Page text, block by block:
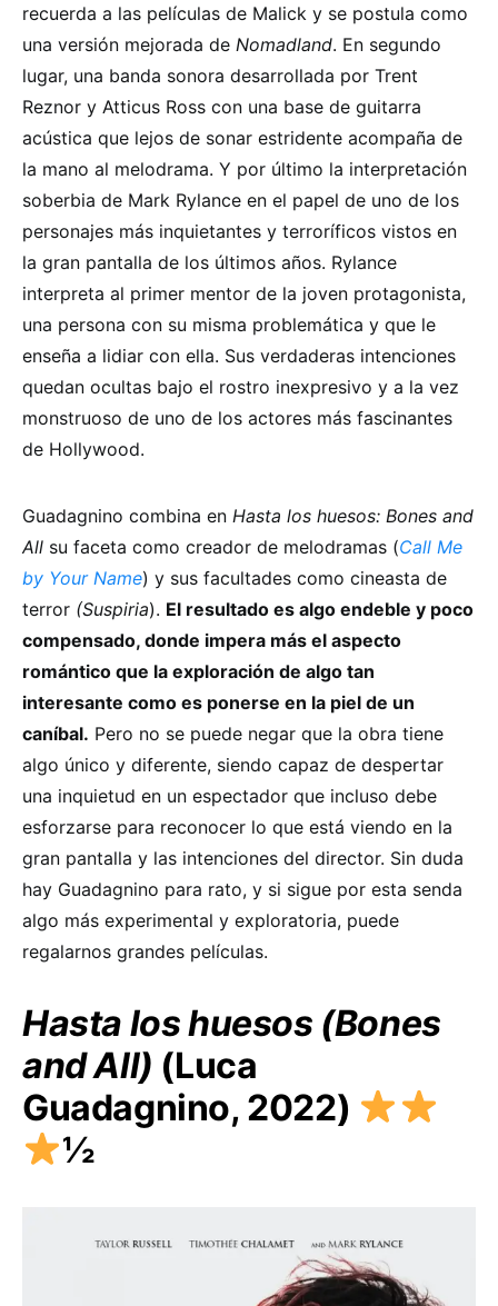
recuerda a las películas de Malick y se postula como
una versión mejorada de Nomadland. En segundo
lugar, una banda sonora desarrollada por Trent
Reznor y Atticus Ross con una base de guitarra
acústica que lejos de sonar estridente acompaña de
la mano al melodrama. Y por último la interpretación
soberbia de Mark Rylance en el papel de uno de los
personajes más inquietantes y terroríficos vistos en
la gran pantalla de los últimos años. Rylance
interpreta al primer mentor de la joven protagonista,
una persona con su misma problemática y que le
enseña a lidiar con ella. Sus verdaderas intenciones
quedan ocultas bajo el rostro inexpresivo y a la vez
monstruoso de uno de los actores más fascinantes
de Hollywood.
Guadagnino combina en Hasta los huesos: Bones and
All su faceta como creador de melodramas (Call Me
by Your Name) y sus facultades como cineasta de
terror (Suspiria). El resultado es algo endeble y poco
compensado, donde impera más el aspecto
romántico que la exploración de algo tan
interesante como es ponerse en la piel de un
caníbal. Pero no se puede negar que la obra tiene
algo único y diferente, siendo capaz de despertar
una inquietud en un espectador que incluso debe
esforzarse para reconocer lo que está viendo en la
gran pantalla y las intenciones del director. Sin duda
hay Guadagnino para rato, y si sigue por esta senda
algo más experimental y exploratoria, puede
regalarnos grandes películas.
Hasta los huesos (Bones
and All) (Luca
Guadagnino, 2022)
½